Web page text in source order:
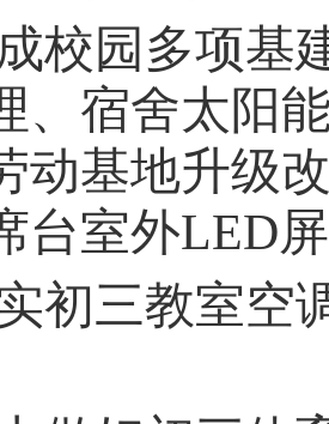
校园多项基
、宿舍太阳
动基地升级
台室外LED
初三教室空